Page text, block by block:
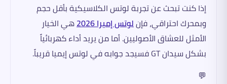
إذا كنت تبحث عن تجربة لوتس الكلاسيكية بأقل حجم
وبمحرك احتراقي، فإنلوتس إميرا 2026
هي الخيار
الأمثل للعشاق الأصوليين. أما من يريد أداء كهربائياً
بشكل سيدان GT فسيجد جوابه في لوتس إيميا قريباً.
💬